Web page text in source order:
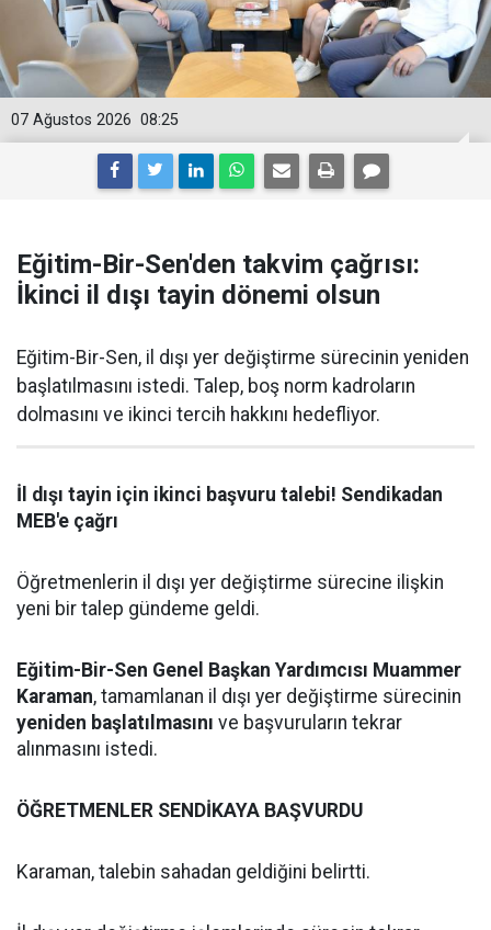
08:25
07 Ağustos 2026
Eğitim-Bir-Sen'den takvim çağrısı:
İkinci il dışı tayin dönemi olsun
Eğitim-Bir-Sen, il dışı yer değiştirme sürecinin yeniden
başlatılmasını istedi. Talep, boş norm kadroların
dolmasını ve ikinci tercih hakkını hedefliyor.
İl dışı tayin için ikinci başvuru talebi! Sendikadan
MEB'e çağrı
Öğretmenlerin il dışı yer değiştirme sürecine ilişkin
yeni bir talep gündeme geldi.
Eğitim-Bir-Sen Genel Başkan Yardımcısı Muammer
Karaman, tamamlanan il dışı yer değiştirme sürecinin
yeniden başlatılmasını ve başvuruların tekrar
alınmasını istedi.
ÖĞRETMENLER SENDİKAYA BAŞVURDU
Karaman, talebin sahadan geldiğini belirtti.